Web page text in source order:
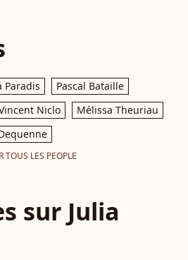
Paradis
Pascal Bataille
Niclo
Mélissa Theuriau
TOUS LES PEOPLE
sur Julia